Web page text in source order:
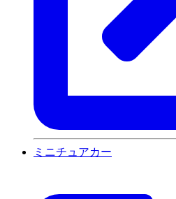
ミニチュアカー